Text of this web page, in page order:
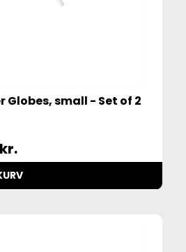
Globes, small - Set of 2
kr.